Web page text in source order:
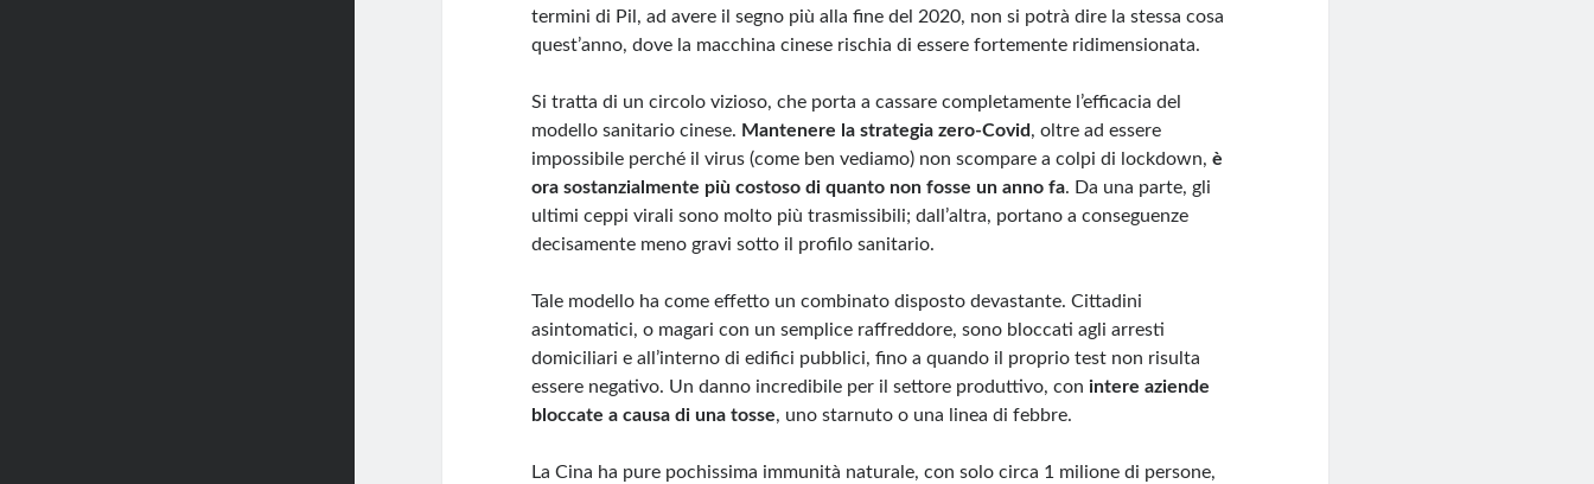
termini di Pil, ad avere il segno più alla fine del 2020, non si potrà dire la stessa cosa
quest’anno, dove la macchina cinese rischia di essere fortemente ridimensionata.
Si tratta di un circolo vizioso, che porta a cassare completamente l’efficacia del
modello sanitario cinese. Mantenere la strategia zero-Covid, oltre ad essere
impossibile perché il virus (come ben vediamo) non scompare a colpi di lockdown,è
ora sostanzialmente più costoso di quanto non fosse un anno fa. Da una parte, gli
ultimi ceppi virali sono molto più trasmissibili; dall’altra, portano a conseguenze
decisamente meno gravi sotto il profilo sanitario.
Tale modello ha come effetto un combinato disposto devastante. Cittadini
asintomatici, o magari con un semplice raffreddore, sono bloccati agli arresti
domiciliari e all’interno di edifici pubblici, fino a quando il proprio test non risulta
essere negativo. Un danno incredibile per il settore produttivo, conintere aziende
bloccate a causa di una tosse, uno starnuto o una linea di febbre.
La Cina ha pure pochissima immunità naturale, con solo circa 1 milione di persone,